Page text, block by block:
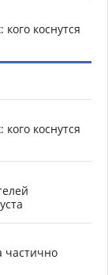
коснутся
коснутся
частично